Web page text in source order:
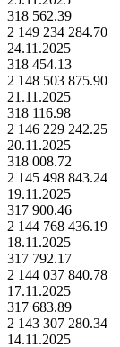
318 562.39
2 149 234 284.70
24.11.2025
318 454.13
2 148 503 875.90
21.11.2025
318 116.98
2 146 229 242.25
20.11.2025
318 008.72
2 145 498 843.24
19.11.2025
317 900.46
2 144 768 436.19
18.11.2025
317 792.17
2 144 037 840.78
17.11.2025
317 683.89
2 143 307 280.34
14.11.2025